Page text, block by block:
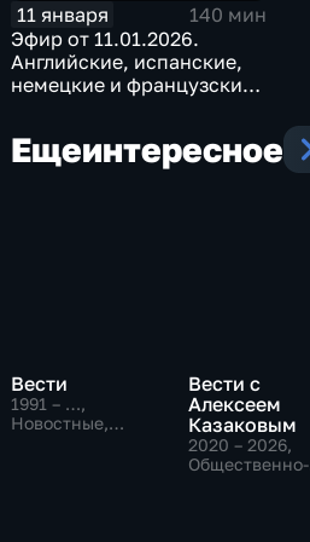
11 января
140 мин
Эфир от 11.01.2026.
Английские, испанские,
немецкие и французские
Ещеинтересное
Вести
1991 – …,
Новостные,
Вести с
Алексеем
Казаковым
2020 – 2026,
Общественно-